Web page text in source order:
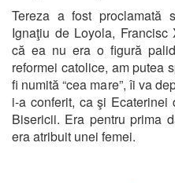
Tereza a fost proclamată
Ignaţiu de Loyola,
că ea nu era o figură
reformei catolice, am putea
fi numită “cea mare”, îi va
i-a conferit, ca şi
Bisericii. Era pentru prima
era atribuit unei femei.